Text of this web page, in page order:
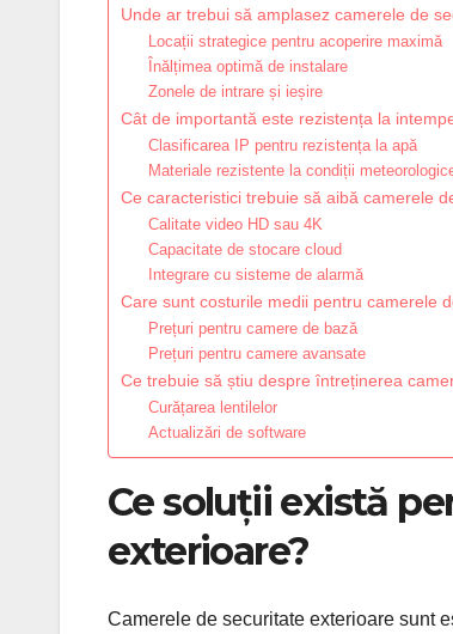
Unde ar trebui să amplasez camerele de
Locații strategice pentru acoperire maximă
Înălțimea optimă de instalare
Zonele de intrare și ieșire
Cât de importantă este rezistența la
Clasificarea IP pentru rezistența la apă
Materiale rezistente la condiții
Ce caracteristici trebuie să aibă camerele
Calitate video HD sau 4K
Capacitate de stocare cloud
Integrare cu sisteme de alarmă
Care sunt costurile medii pentru camerele
Prețuri pentru camere de bază
Prețuri pentru camere avansate
Ce trebuie să știu despre întreținerea
Curățarea lentilelor
Actualizări de software
Ce soluții există
exterioare?
Camerele de securitate exterioare sunt